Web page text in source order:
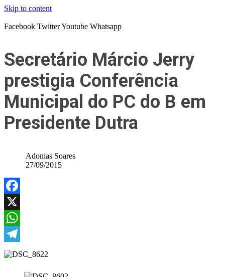
Skip to content
Facebook TwitterYoutube Whatsapp
Secretário Márcio Jerry
prestigia Conferência
Municipal do PC do B em
Presidente Dutra
Adonias Soares
27/09/2015
Facebook
X
WhatsApp
Telegram